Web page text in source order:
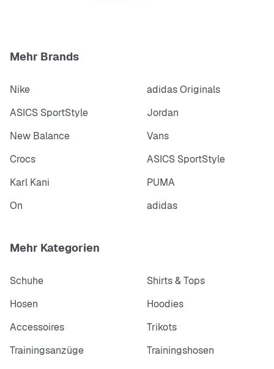
Mehr Brands
Nike
adidas Originals
ASICS SportStyle
Jordan
New Balance
Vans
Crocs
ASICS SportStyle
Karl Kani
PUMA
On
adidas
Mehr Kategorien
Schuhe
Shirts & Tops
Hosen
Hoodies
Accessoires
Trikots
Trainingsanzüge
Trainingshosen